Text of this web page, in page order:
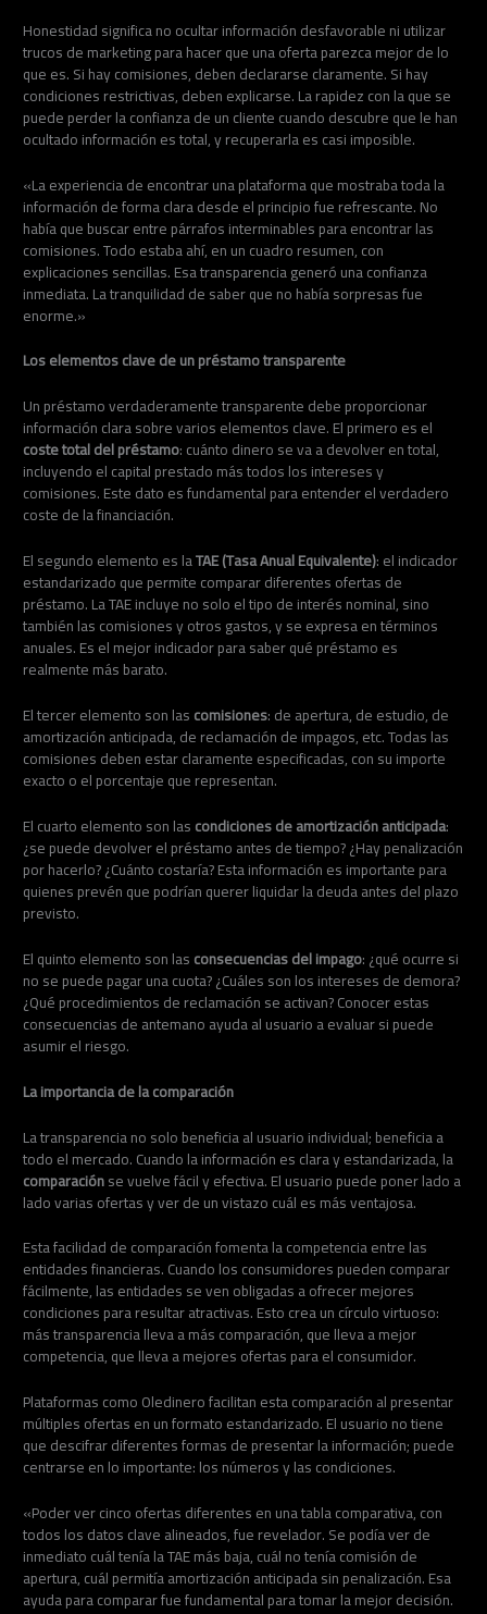
Honestidad significa no ocultar información desfavorable ni utilizar
trucos de marketing para hacer que una oferta parezca mejor de lo
que es. Si hay comisiones, deben declararse claramente. Si hay
condiciones restrictivas, deben explicarse. La rapidez con la que se
puede perder la confianza de un cliente cuando descubre que le han
ocultado información es total, y recuperarla es casi imposible.
«La experiencia de encontrar una plataforma que mostraba toda la
información de forma clara desde el principio fue refrescante. No
había que buscar entre párrafos interminables para encontrar las
comisiones. Todo estaba ahí, en un cuadro resumen, con
explicaciones sencillas. Esa transparencia generó una confianza
inmediata. La tranquilidad de saber que no había sorpresas fue
enorme.»
Los elementos clave de un préstamo transparente
Un préstamo verdaderamente transparente debe proporcionar
información clara sobre varios elementos clave. El primero es el
coste total del préstamo: cuánto dinero se va a devolver en total,
incluyendo el capital prestado más todos los intereses y
comisiones. Este dato es fundamental para entender el verdadero
coste de la financiación.
El segundo elemento es laTAE (Tasa Anual Equivalente): el indicador
estandarizado que permite comparar diferentes ofertas de
préstamo. La TAE incluye no solo el tipo de interés nominal, sino
también las comisiones y otros gastos, y se expresa en términos
anuales. Es el mejor indicador para saber qué préstamo es
realmente más barato.
El tercer elemento son lascomisiones: de apertura, de estudio, de
amortización anticipada, de reclamación de impagos, etc. Todas las
comisiones deben estar claramente especificadas, con su importe
exacto o el porcentaje que representan.
El cuarto elemento son lascondiciones de amortización anticipada:
¿se puede devolver el préstamo antes de tiempo? ¿Hay penalización
por hacerlo? ¿Cuánto costaría? Esta información es importante para
quienes prevén que podrían querer liquidar la deuda antes del plazo
previsto.
El quinto elemento son lasconsecuencias del impago: ¿qué ocurre si
no se puede pagar una cuota? ¿Cuáles son los intereses de demora?
¿Qué procedimientos de reclamación se activan? Conocer estas
consecuencias de antemano ayuda al usuario a evaluar si puede
asumir el riesgo.
La importancia de la comparación
La transparencia no solo beneficia al usuario individual; beneficia a
todo el mercado. Cuando la información es clara y estandarizada, la
comparaciónse vuelve fácil y efectiva. El usuario puede poner lado a
lado varias ofertas y ver de un vistazo cuál es más ventajosa.
Esta facilidad de comparación fomenta la competencia entre las
entidades financieras. Cuando los consumidores pueden comparar
fácilmente, las entidades se ven obligadas a ofrecer mejores
condiciones para resultar atractivas. Esto crea un círculo virtuoso:
más transparencia lleva a más comparación, que lleva a mejor
competencia, que lleva a mejores ofertas para el consumidor.
Plataformas como Oledinero facilitan esta comparación al presentar
múltiples ofertas en un formato estandarizado. El usuario no tiene
que descifrar diferentes formas de presentar la información; puede
centrarse en lo importante: los números y las condiciones.
«Poder ver cinco ofertas diferentes en una tabla comparativa, con
todos los datos clave alineados, fue revelador. Se podía ver de
inmediato cuál tenía la TAE más baja, cuál no tenía comisión de
apertura, cuál permitía amortización anticipada sin penalización. Esa
ayuda para comparar fue fundamental para tomar la mejor decisión.